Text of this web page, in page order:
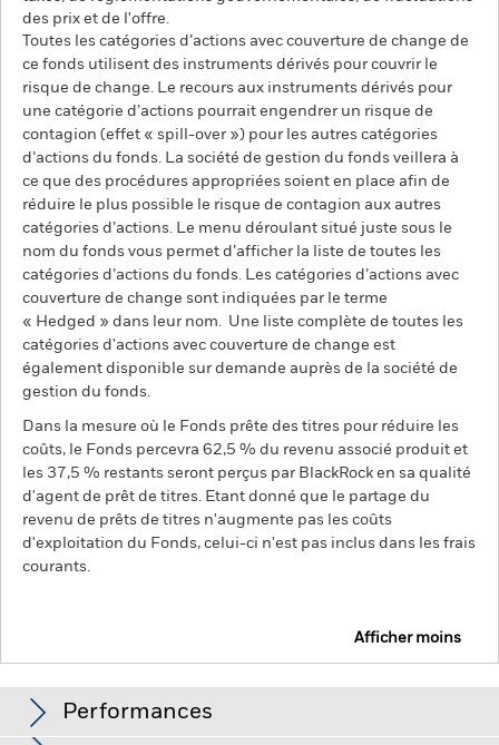
des prix et de l'offre.
Toutes les catégories d’actions avec couverture de change de
ce fonds utilisent des instruments dérivés pour couvrir le
risque de change. Le recours aux instruments dérivés pour
une catégorie d’actions pourrait engendrer un risque de
contagion (effet « spill-over ») pour les autres catégories
d’actions du fonds. La société de gestion du fonds veillera à
ce que des procédures appropriées soient en place afin de
réduire le plus possible le risque de contagion aux autres
catégories d’actions. Le menu déroulant situé juste sous le
nom du fonds vous permet d’afficher la liste de toutes les
catégories d’actions du fonds. Les catégories d’actions avec
couverture de change sont indiquées par le terme
« Hedged » dans leur nom. Une liste complète de toutes les
catégories d'actions avec couverture de change est
également disponible sur demande auprès de la société de
gestion du fonds.
Dans la mesure où le Fonds prête des titres pour réduire les
coûts, le Fonds percevra 62,5 % du revenu associé produit et
les 37,5 % restants seront perçus par BlackRock en sa qualité
d'agent de prêt de titres. Etant donné que le partage du
revenu de prêts de titres n'augmente pas les coûts
d'exploitation du Fonds, celui-ci n'est pas inclus dans les frais
courants.
Afficher moins
Performances